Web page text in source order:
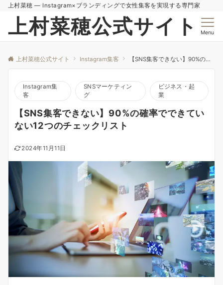
上村菜穂 — Instagram×ブランディングで女性集客を実現する専門家
上村菜穂公式サイト Menu
上村菜穂公式サイト Instagram集客 【SNS集客できない】90%の確率でできていない12つのチェックリスト
Instagram集
客
SNSマーケティン
グ
ビジネス・起
業
【SNS集客できない】90%の確率でできてい
ない12つのチェックリスト
2024年11月11日